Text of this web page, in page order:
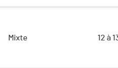
Mixte 12 à